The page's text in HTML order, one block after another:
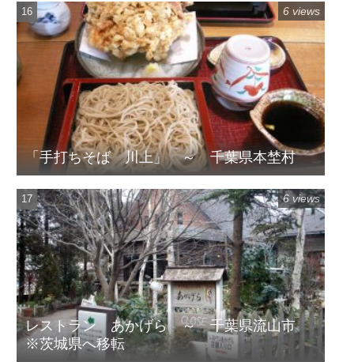
「手打ちそば 川上」 ～ 千葉県本埜村
6 views
レストラン あかげら ～ 千葉県流山市
※茨城県へ移転
6 views